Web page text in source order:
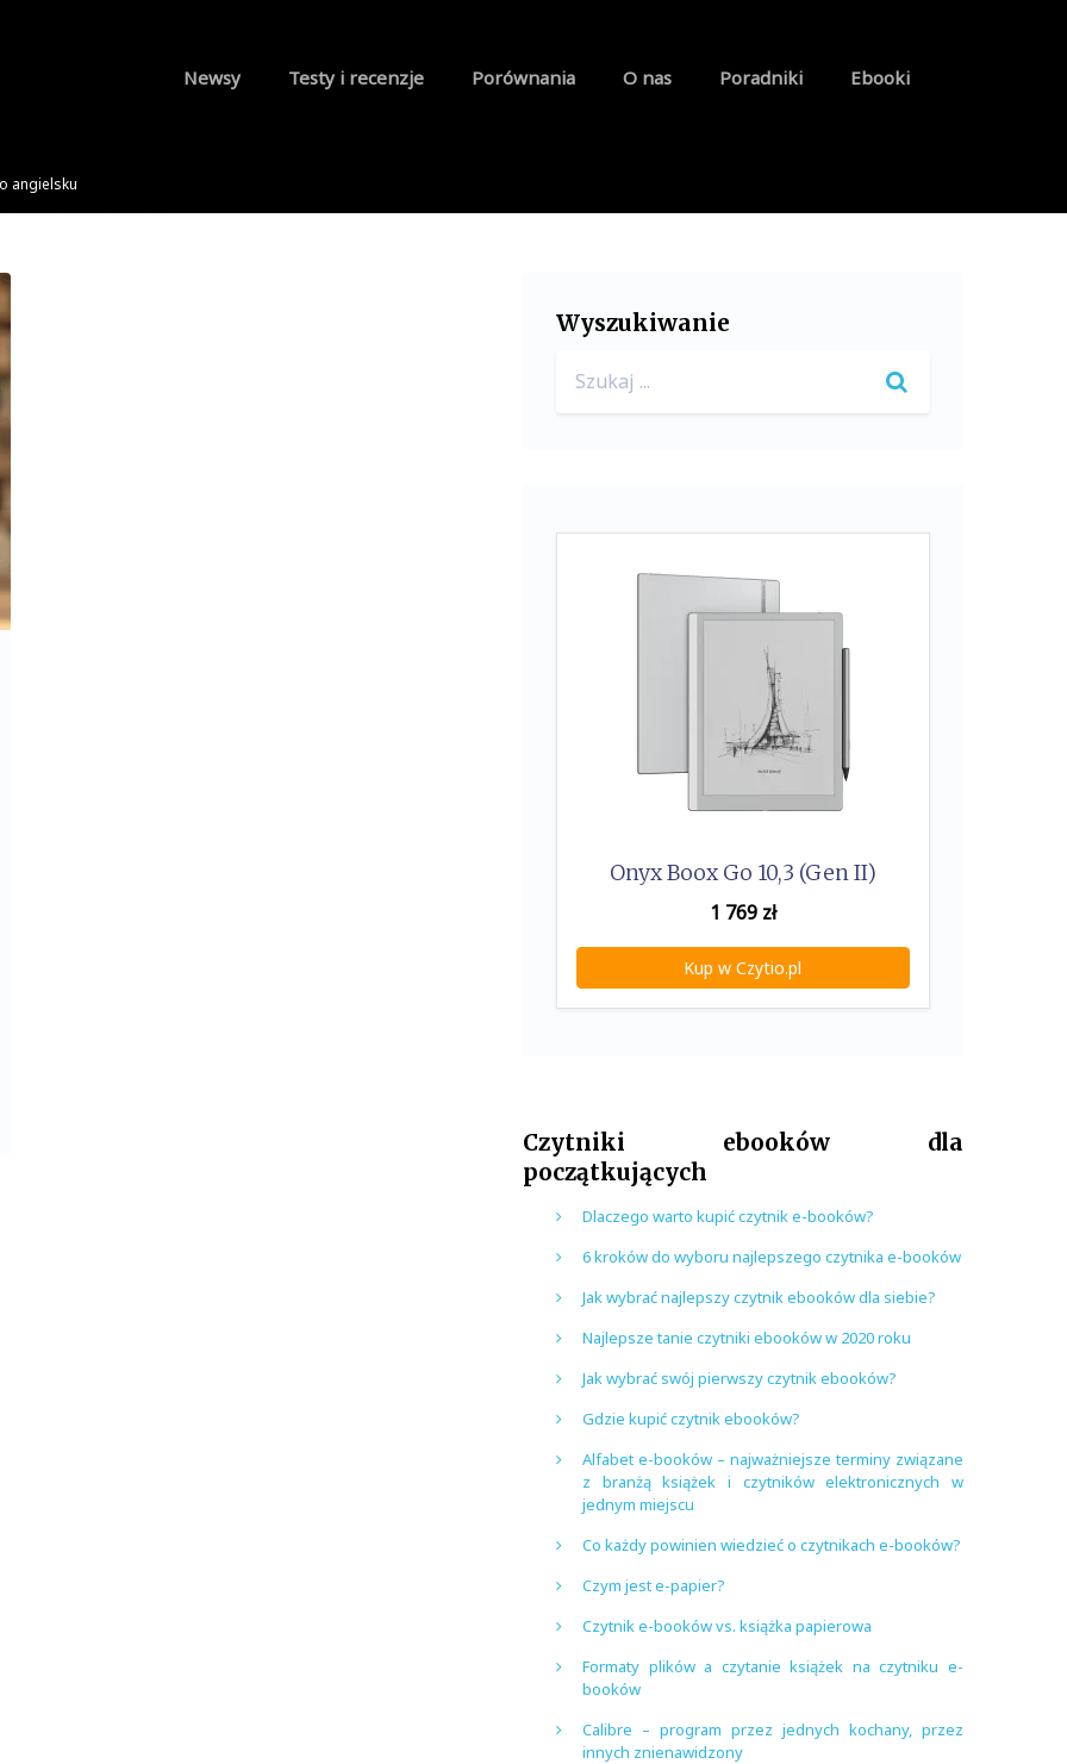
Newsy Testy i recenzje Porównania O nas Poradniki Ebooki
angielsku
Wyszukiwanie
for:
Onyx Boox Go 10,3 (Gen II)
1 769zł
Kup w Czytio.pl
Czytniki ebooków dla
początkujących
Dlaczego warto kupić czytnik e-booków?
6 kroków do wyboru najlepszego czytnika e-booków
Jak wybrać najlepszy czytnik ebooków dla siebie?
Najlepsze tanie czytniki ebooków w 2020 roku
Jak wybrać swój pierwszy czytnik ebooków?
Gdzie kupić czytnik ebooków?
Alfabet e-booków – najważniejsze terminy związane
z branżą książek i czytników elektronicznych w
jednym miejscu
Co każdy powinien wiedzieć o czytnikach e-booków?
Czym jest e-papier?
Czytnik e-booków vs. książka papierowa
Formaty plików a czytanie książek na czytniku e-
booków
Calibre – program przez jednych kochany, przez
innych znienawidzony